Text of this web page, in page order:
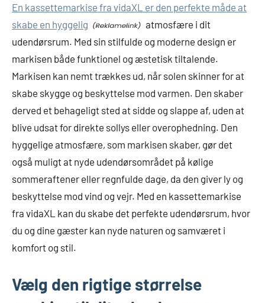
En kassettemarkise fra vidaXL er den perfekte måde at
skabe en hyggelig
atmosfære i dit
udendørsrum. Med sin stilfulde og moderne design er
markisen både funktionel og æstetisk tiltalende.
Markisen kan nemt trækkes ud, når solen skinner for at
skabe skygge og beskyttelse mod varmen. Den skaber
derved et behageligt sted at sidde og slappe af, uden at
blive udsat for direkte sollys eller overophedning. Den
hyggelige atmosfære, som markisen skaber, gør det
også muligt at nyde udendørsområdet på kølige
sommeraftener eller regnfulde dage, da den giver ly og
beskyttelse mod vind og vejr. Med en kassettemarkise
fra vidaXL kan du skabe det perfekte udendørsrum, hvor
du og dine gæster kan nyde naturen og samværet i
komfort og stil.
Vælg den rigtige størrelse